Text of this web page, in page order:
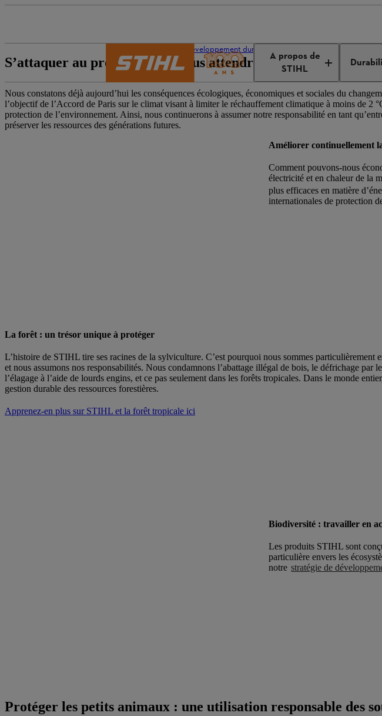
A propos de
STIHL
Développement durable Protection de
S’attaquer au problème sans plus attendre
Nous constatons déjà aujourd’hui les conséquences écologiques, économiques et sociales du
l’objectif de l’Accord de Paris sur le climat visant à limiter le réchauffement climatique à moins de 2
protection de l’environnement. Ainsi, nous continuerons à assumer notre responsabilité en tant
préserver les ressources des générations futures.
Améliorer continuellement
Comment pouvons-nous
électricité et en chaleur de la
plus efficaces en matière
internationales de protection
La forêt : un trésor unique à protéger
L’histoire de STIHL tire ses racines de la sylviculture. C’est pourquoi nous sommes particulièrement
et nous assumons nos responsabilités. Nous condamnons l’abattage illégal de bois, le défrichage par
l’élagage à l’aide de lourds engins, et ce pas seulement dans les forêts tropicales. Dans le monde
gestion durable des ressources forestières.
Apprenez-en plus sur STIHL et la forêt tropicale ici
Biodiversité : travailler en
Les produits STIHL sont
particulière envers les
notre stratégie de
Protéger les petits animaux : une utilisation responsable des